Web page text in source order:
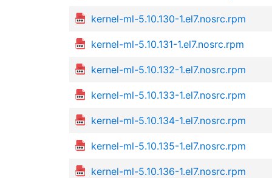
kernel-ml-5.10.130-1.el7.nosrc.rpm
kernel-ml-5.10.131-1.el7.nosrc.rpm
kernel-ml-5.10.132-1.el7.nosrc.rpm
kernel-ml-5.10.133-1.el7.nosrc.rpm
kernel-ml-5.10.134-1.el7.nosrc.rpm
kernel-ml-5.10.135-1.el7.nosrc.rpm
kernel-ml-5.10.136-1.el7.nosrc.rpm